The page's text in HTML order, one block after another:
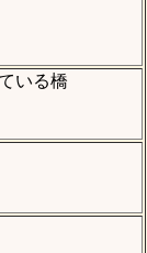
いる橋